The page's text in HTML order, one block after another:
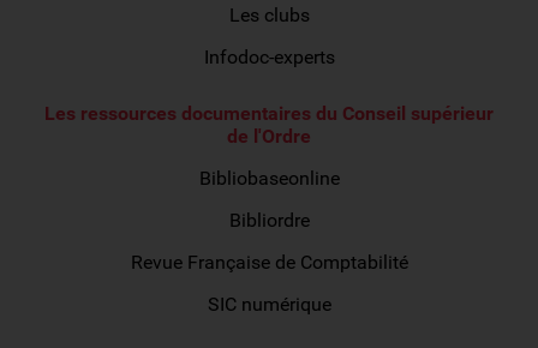
Les clubs
Infodoc-experts
Les ressources documentaires du Conseil supérieur
de l'Ordre
Bibliobaseonline
Bibliordre
Revue Française de Comptabilité
SIC numérique